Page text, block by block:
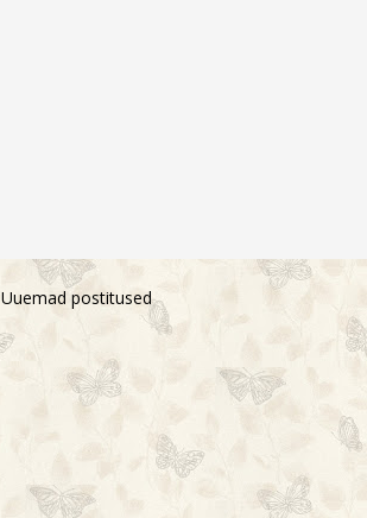
Uuemad postitused